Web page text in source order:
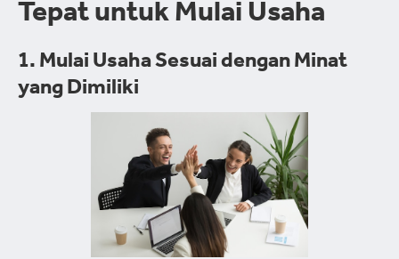
Tepat untuk Mulai Usaha
1. Mulai Usaha Sesuai dengan Minat
yang Dimiliki